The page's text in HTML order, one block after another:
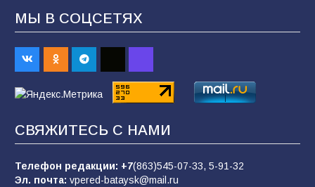
В Батайске продолжаются дорожные работы
98 04.08.2026
заявления о мобилизации — это
пропагандистский вброс
МЫ В СОЦСЕТЯХ
СВЯЖИТЕСЬ С НАМИ
Телефон редакции: +7(863)545-07-33, 5-91-32
Эл. почта: vpered-bataysk@mail.ru